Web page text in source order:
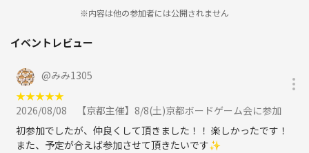
の場所の最大の魅力です。
ひとつでも当てはまったら、もう参加するしかない！
* 「こんなことやりたい！」というアイデアがいっぱいある方
* 学生の頃みたいに、夢中で楽しめる「青春」をもう一度味わいたい！
* 毎日の生活に、刺激と楽しみが欲しい！
* 京都や滋賀に出てきたばかりで、まだ友達がいない方
* イベントを全力で楽しんで、一緒に盛り上げてくれる方
* サークル活動を一緒に作っていくことに興味がある方
※内容は他の参加者には公開されません
イベントレビュー
@みみ1305
★★★★★
2026/08/08
【京都主催】8/8(土)京都ボードゲーム会に参加
初参加でしたが、仲良くして頂きました！！ 楽しかったです！
また、予定が合えば参加させて頂きたいです✨️